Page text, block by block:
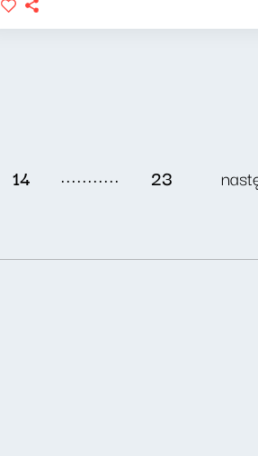
14 ........... 23